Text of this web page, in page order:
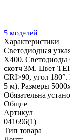
5 моделей
Характеристики
Светодиодная
X400. Светодиоды
скотч 3M. Цвет
CRI>90, угол
5 м). Размеры
Обязательна
Общие
Артикул
041696(1)
Тип товара